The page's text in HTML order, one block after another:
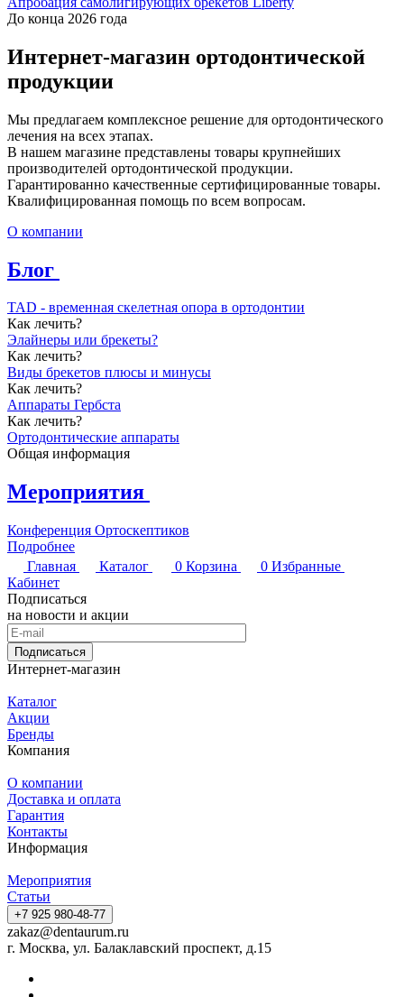
До конца 2026 года
Интернет-магазин ортодонтической
продукции
Мы предлагаем комплексное решение для ортодонтического
лечения на всех этапах.
В нашем магазине представлены товары крупнейших
производителей ортодонтической продукции.
Гарантированно качественные сертифицированные товары.
Квалифицированная помощь по всем вопросам.
О компании
Блог
TAD - временная скелетная опора в ортодонтии
Как лечить?
Элайнеры или брекеты?
Как лечить?
Виды брекетов плюсы и минусы
Как лечить?
Аппараты Гербста
Как лечить?
Ортодонтические аппараты
Общая информация
Мероприятия
Конференция Ортоскептиков
Подробнее
Главная
Каталог 0 Корзина 0 Избранные
Кабинет
Подписаться
на новости и акции
Подписаться
Интернет-магазин
Каталог
Акции
Бренды
Компания
О компании
Доставка и оплата
Гарантия
Контакты
Информация
Мероприятия
Статьи
+7 925 980-48-77
zakaz@dentaurum.ru
г. Москва, ул. Балаклавский проспект, д.15